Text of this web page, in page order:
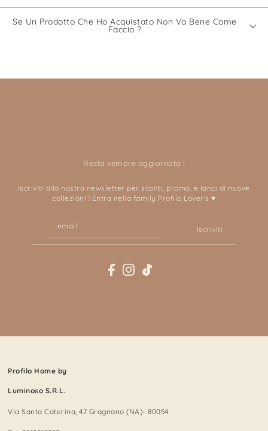
Se Un Prodotto Che Ho Acquistato Non Va Bene Come
Faccio ?
Resta sempre aggiornata !
Iscriviti alla nostra newsletter per sconti, promo, e lanci di nuove
collezioni ! Entra nella family Profilo Lover's ♥
Iscriviti
Profilo Home by
Luminoso S.R.L.
Via Santa Caterina, 47 Gragnano (NA)- 80054